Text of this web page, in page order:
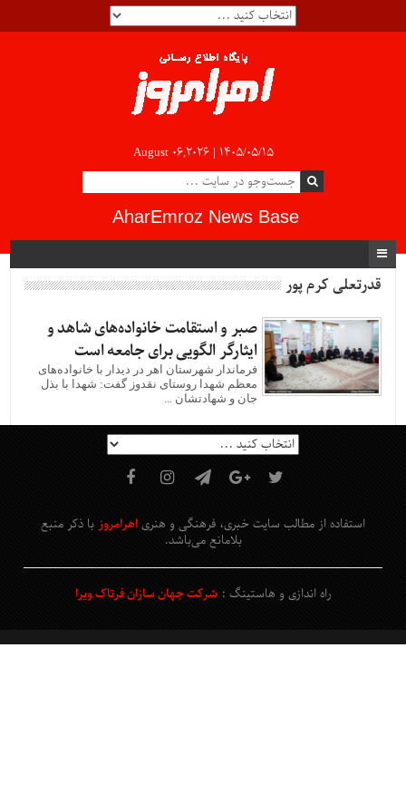
August 06,2026 | ۱۴۰۵/۰۵/۱۵
AharEmroz News Base
قدرتعلی کرم پور
صبر و استقامت خانواده‌های شاهد و
ایثارگر الگویی برای جامعه است
فرماندار شهرستان اهر در دیدار با خانواده‌های
معظم شهدا روستای نقدوز گفت: شهدا با بذل
جان و شهادتشان ...
استفاده از مطالب سایت خبری، فرهنگی و هنری اهرامروز با ذکر منبع
بلامانع می‌باشد.
راه اندازی و هاستینگ :شرکت جهان سازان فرتاک ویرا